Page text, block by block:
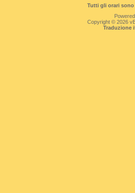
Tutti gli orari
Copyright © 2026
Traduzione